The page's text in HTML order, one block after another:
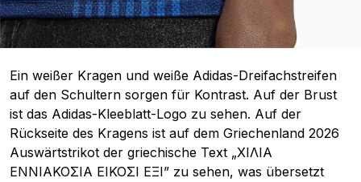
Ein weißer Kragen und weiße Adidas-Dreifachstreifen
auf den Schultern sorgen für Kontrast. Auf der Brust
ist das Adidas-Kleeblatt-Logo zu sehen. Auf der
Rückseite des Kragens ist auf dem Griechenland 2026
Auswärtstrikot der griechische Text „ΧΙΛΙΑ
ΕΝΝΙΑΚΟΣΙΑ ΕΙΚΟΣΙ ΕΞΙ” zu sehen, was übersetzt